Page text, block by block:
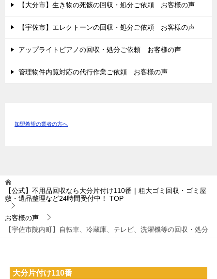
【大分市】生き物の死骸の回収・処分ご依頼 お客様の声
【宇佐市】エレクトーンの回収・処分ご依頼 お客様の声
アップライトピアノの回収・処分ご依頼 お客様の声
管理物件内覧対応の代行作業ご依頼 お客様の声
加盟希望の業者の方へ
【公式】不用品回収なら大分片付け110番｜粗大ゴミ回収・ゴミ屋
敷・遺品整理など24時間受付中！
TOP
お客様の声
【宇佐市院内町】自転車、冷蔵庫、テレビ、洗濯機等の回収・処分
大分片付け110番